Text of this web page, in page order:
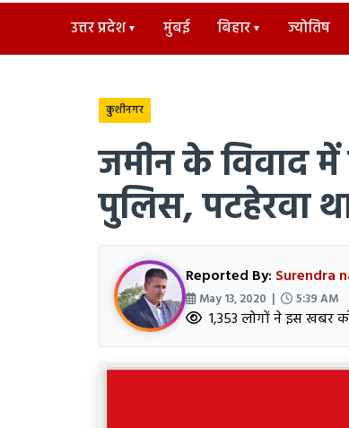
उत्तर प्रदेश मुंबई बिहार ज्योतिष
कुशीनगर
जमीन के विवाद
पुलिस, पटहेरवा
Reported By: Surendra
May 13, 2020 | 5:39 AM
1,353 लोगों ने इस खबर